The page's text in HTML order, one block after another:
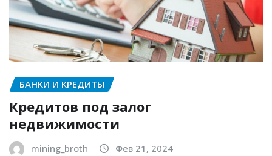
БАНКИ И КРЕДИТЫ
Кредитов под залог
недвижимости
mining_broth Фев 21, 2024